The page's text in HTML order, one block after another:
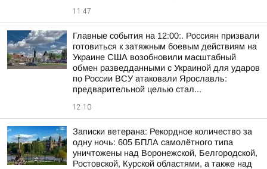
11:47
Главные события на 12:00:. Россиян призвали
готовиться к затяжным боевым действиям на
Украине США возобновили масштабный
обмен разведданными с Украиной для ударов
по России ВСУ атаковали Ярославль:
предварительной целью стал...
12:10
Записки ветерана: Рекордное количество за
одну ночь: 605 БПЛА самолётного типа
уничтожены над Воронежской, Белгородской,
Ростовской, Курской областями, а также над